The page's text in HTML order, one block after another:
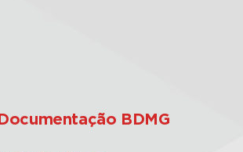
Documentação BDMG